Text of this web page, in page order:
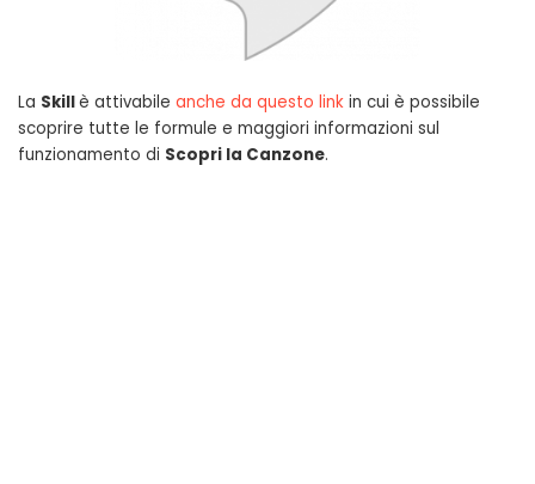
La Skillè attivabile anche da questo link in cui è possibile
scoprire tutte le formule e maggiori informazioni sul
funzionamento di Scopri la Canzone.